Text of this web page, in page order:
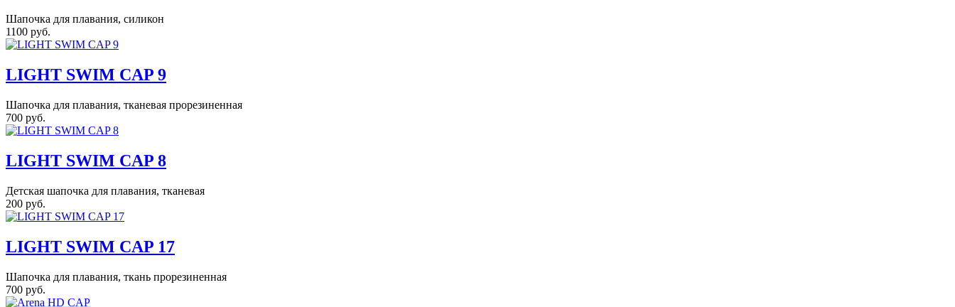
Шапочка для плавания, силикон
1100 руб.
LIGHT SWIM CAP 9
Шапочка для плавания, тканевая прорезиненная
700 руб.
LIGHT SWIM CAP 8
Детская шапочка для плавания, тканевая
200 руб.
LIGHT SWIM CAP 17
Шапочка для плавания, ткань прорезиненная
700 руб.